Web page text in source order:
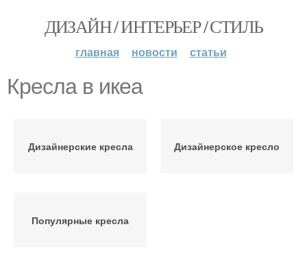
ДИЗАЙН / ИНТЕРЬЕР / СТИЛЬ
главная новости статьи
Кресла в икеа
Дизайнерские кресла Дизайнерское кресло
Популярные кресла